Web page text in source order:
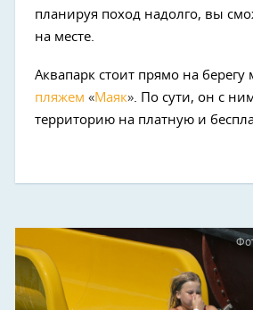
планируя поход надолго, вы
на месте.
Аквапарк стоит прямо на берегу
пляжем «Маяк». По сути, он с
территорию на платную и